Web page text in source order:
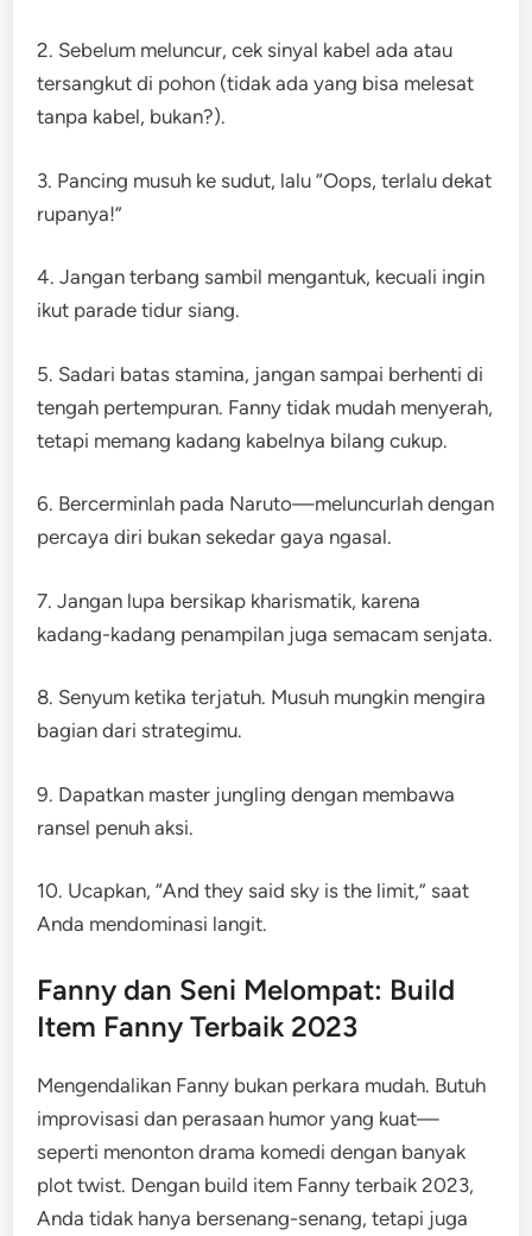
2. Sebelum meluncur, cek sinyal kabel ada atau
tersangkut di pohon (tidak ada yang bisa melesat
tanpa kabel, bukan?).
3. Pancing musuh ke sudut, lalu “Oops, terlalu dekat
rupanya!”
4. Jangan terbang sambil mengantuk, kecuali ingin
ikut parade tidur siang.
5. Sadari batas stamina, jangan sampai berhenti di
tengah pertempuran. Fanny tidak mudah menyerah,
tetapi memang kadang kabelnya bilang cukup.
6. Bercerminlah pada Naruto—meluncurlah dengan
percaya diri bukan sekedar gaya ngasal.
7. Jangan lupa bersikap kharismatik, karena
kadang-kadang penampilan juga semacam senjata.
8. Senyum ketika terjatuh. Musuh mungkin mengira
bagian dari strategimu.
9. Dapatkan master jungling dengan membawa
ransel penuh aksi.
10. Ucapkan, “And they said sky is the limit,” saat
Anda mendominasi langit.
Fanny dan Seni Melompat: Build
Item Fanny Terbaik 2023
Mengendalikan Fanny bukan perkara mudah. Butuh
improvisasi dan perasaan humor yang kuat—
seperti menonton drama komedi dengan banyak
plot twist. Dengan build item Fanny terbaik 2023,
Anda tidak hanya bersenang-senang, tetapi juga